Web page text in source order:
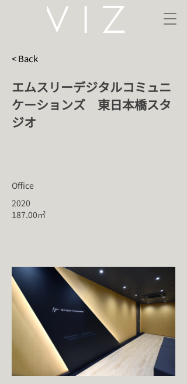
< Back
エムスリーデジタルコミュニ
ケーションズ 東日本橋スタ
ジオ
Office
2020
187.00㎡